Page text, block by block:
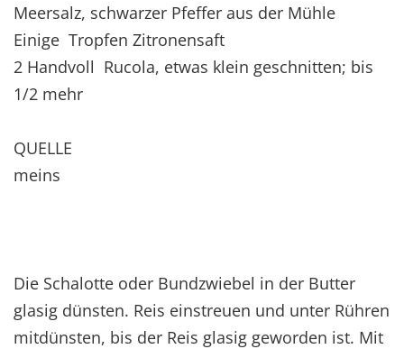
Meersalz, schwarzer Pfeffer aus der Mühle
Einige Tropfen Zitronensaft
2 Handvoll Rucola, etwas klein geschnitten; bis
1/2 mehr
QUELLE
meins
Die Schalotte oder Bundzwiebel in der Butter
glasig dünsten. Reis einstreuen und unter Rühren
mitdünsten, bis der Reis glasig geworden ist. Mit